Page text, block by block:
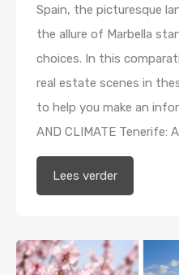
Spain, the picturesque
the allure of Marbella
choices. In this
real estate scenes in
to help you make an
AND CLIMATE Tenerife:
Lees verder